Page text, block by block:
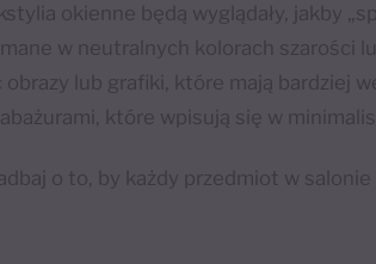
okienne będą wyglądały, jakby
w neutralnych kolorach szarości
lub grafiki, które mają bardziej
które wpisują się w
o to, by każdy przedmiot w